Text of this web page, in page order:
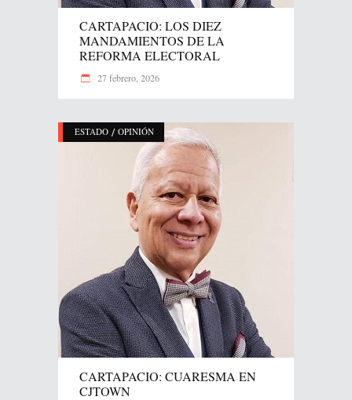
CARTAPACIO: LOS DIEZ
MANDAMIENTOS DE LA
REFORMA ELECTORAL
27 febrero, 2026
ESTADO / OPINIÓN
CARTAPACIO: CUARESMA EN
CJTOWN